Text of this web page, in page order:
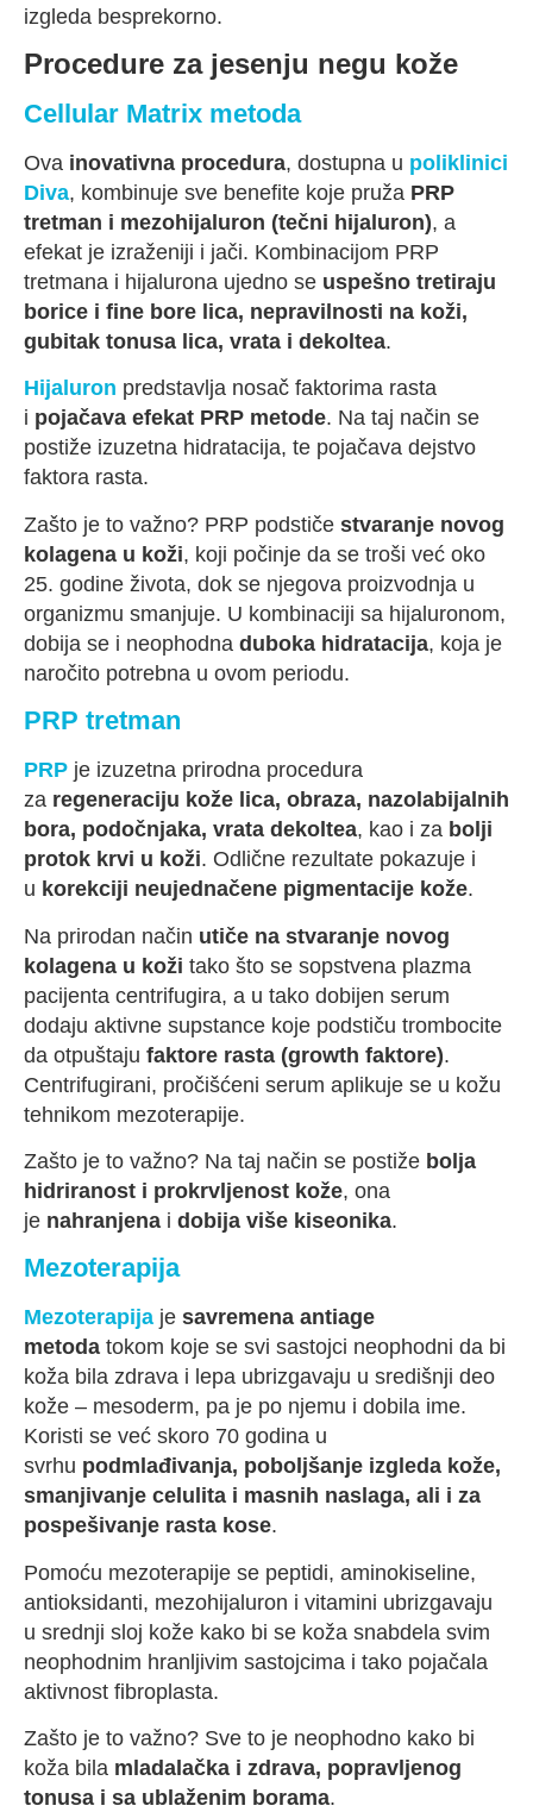
izgleda besprekorno.
Procedure za jesenju negu kože
Cellular Matrix metoda
Ova inovativna procedura, dostupna u poliklinici
Diva, kombinuje sve benefite koje pruža PRP
tretman i mezohijaluron (tečni hijaluron), a
efekat je izraženiji i jači. Kombinacijom PRP
tretmana i hijalurona ujedno se uspešno tretiraju
borice i fine bore lica, nepravilnosti na koži,
gubitak tonusa lica, vrata i dekoltea.
Hijaluron predstavlja nosač faktorima rasta
i pojačava efekat PRP metode. Na taj način se
postiže izuzetna hidratacija, te pojačava dejstvo
faktora rasta.
Zašto je to važno? PRP podstiče stvaranje novog
kolagena u koži, koji počinje da se troši već oko
25. godine života, dok se njegova proizvodnja u
organizmu smanjuje. U kombinaciji sa hijaluronom,
dobija se i neophodna duboka hidratacija, koja je
naročito potrebna u ovom periodu.
PRP tretman
PRP je izuzetna prirodna procedura
za regeneraciju kože lica, obraza, nazolabijalnih
bora, podočnjaka, vrata dekoltea, kao i za bolji
protok krvi u koži. Odlične rezultate pokazuje i
u korekciji neujednačene pigmentacije kože.
Na prirodan način utiče na stvaranje novog
kolagena u koži tako što se sopstvena plazma
pacijenta centrifugira, a u tako dobijen serum
dodaju aktivne supstance koje podstiču trombocite
da otpuštaju faktore rasta (growth faktore).
Centrifugirani, pročišćeni serum aplikuje se u kožu
tehnikom mezoterapije.
Zašto je to važno? Na taj način se postiže bolja
hidriranost i prokrvljenost kože, ona
je nahranjena i dobija više kiseonika.
Mezoterapija
Mezoterapija je savremena antiage
metoda tokom koje se svi sastojci neophodni da bi
koža bila zdrava i lepa ubrizgavaju u središnji deo
kože – mesoderm, pa je po njemu i dobila ime.
Koristi se već skoro 70 godina u
svrhu podmlađivanja, poboljšanje izgleda kože,
smanjivanje celulita i masnih naslaga, ali i za
pospešivanje rasta kose.
Pomoću mezoterapije se peptidi, aminokiseline,
antioksidanti, mezohijaluron i vitamini ubrizgavaju
u srednji sloj kože kako bi se koža snabdela svim
neophodnim hranljivim sastojcima i tako pojačala
aktivnost fibroplasta.
Zašto je to važno? Sve to je neophodno kako bi
koža bila mladalačka i zdrava, popravljenog
tonusa i sa ublaženim borama.